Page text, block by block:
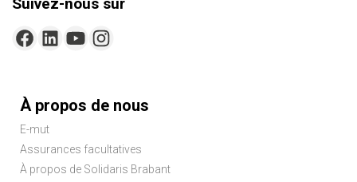
Suivez-nous sur
Menu
Pied
de
page
À propos de nous
E-mut
Assurances facultatives
À propos de Solidaris Brabant